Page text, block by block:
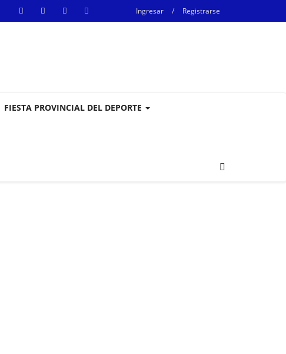
Ingresar / Registrarse
FIESTA PROVINCIAL DEL DEPORTE